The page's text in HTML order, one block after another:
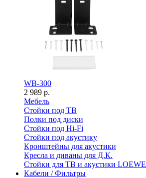
WB-300
2 989 р.
Мебель
Стойки под ТВ
Полки под диски
Стойки под Hi-Fi
Стойки под акустику
Кронштейны для акустики
Кресла и диваны для Д.К.
Стойки для ТВ и акустики LOEWE
Кабели / Фильтры